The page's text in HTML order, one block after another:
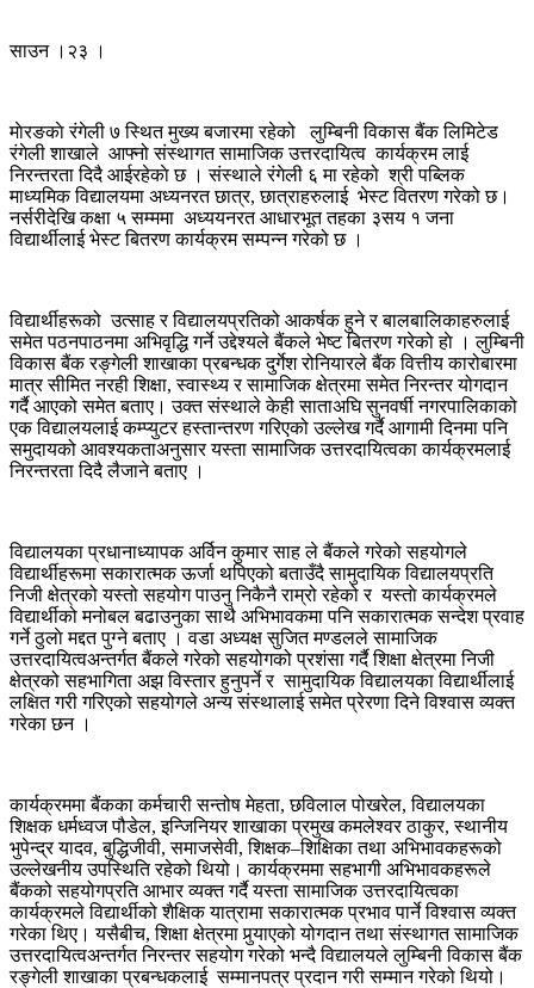
साउन ।२३ ।
माेरङकाे रंगेली ७ स्थित मुख्य बजारमा रहेको लुम्बिनी विकास बैंक लिमिटेड
रंगेली शाखाले आफ्नो संस्थागत सामाजिक उत्तरदायित्व कार्यक्रम लाई
निरन्तरता दिदै आईरहेकाे छ । संस्थाले रंगेली ६ मा रहेको श्री पब्लिक
माध्यमिक विद्यालयमा अध्यनरत छात्र, छात्राहरुलाई भेस्ट वितरण गरेको छ।
नर्सरीदेखि कक्षा ५ सम्ममा अध्ययनरत आधारभूत तहका ३सय १ जना
विद्यार्थीलाई भेस्ट बितरण कार्यक्रम सम्पन्न गरेको छ ।
विद्यार्थीहरूको उत्साह र विद्यालयप्रतिको आकर्षक हुने र बालबालिकाहरुलाई
समेत पठनपाठनमा अभिवृद्धि गर्ने उद्देश्यले बैंकले भेष्ट बितरण गरेको हाे । लुम्बिनी
विकास बैंक रङ्गेली शाखाका प्रबन्धक दुर्गेश रोनियारले बैंक वित्तीय कारोबारमा
मात्र सीमित नरही शिक्षा, स्वास्थ्य र सामाजिक क्षेत्रमा समेत निरन्तर योगदान
गर्दै आएको समेत बताए। उक्त संस्थाले केही साताअघि सुनवर्षी नगरपालिकाको
एक विद्यालयलाई कम्प्युटर हस्तान्तरण गरिएको उल्लेख गर्दै आगामी दिनमा पनि
समुदायको आवश्यकताअनुसार यस्ता सामाजिक उत्तरदायित्वका कार्यक्रमलाई
निरन्तरता दिदै लैजाने बताए ।
विद्यालयका प्रधानाध्यापक अर्विन कुमार साह ले बैंकले गरेको सहयोगले
विद्यार्थीहरूमा सकारात्मक ऊर्जा थपिएको बताउँदै सामुदायिक विद्यालयप्रति
निजी क्षेत्रको यस्तो सहयोग पाउनु निकैनै राम्रो रहेको र यस्ताे कार्यक्रमले
विद्यार्थीको मनोबल बढाउनुका साथै अभिभावकमा पनि सकारात्मक सन्देश प्रवाह
गर्ने ठुलाे मद्दत पुग्ने बताए । वडा अध्यक्ष सुजित मण्डलले सामाजिक
उत्तरदायित्वअन्तर्गत बैंकले गरेको सहयोगको प्रशंसा गर्दै शिक्षा क्षेत्रमा निजी
क्षेत्रको सहभागिता अझ विस्तार हुनुपर्ने र सामुदायिक विद्यालयका विद्यार्थीलाई
लक्षित गरी गरिएको सहयोगले अन्य संस्थालाई समेत प्रेरणा दिने विश्वास व्यक्त
गरेका छन ।
कार्यक्रममा बैंकका कर्मचारी सन्तोष मेहता, छविलाल पोखरेल, विद्यालयका
शिक्षक धर्मध्वज पौडेल, इन्जिनियर शाखाका प्रमुख कमलेश्वर ठाकुर, स्थानीय
भुपेन्द्र यादव, बुद्धिजीवी, समाजसेवी, शिक्षक–शिक्षिका तथा अभिभावकहरूको
उल्लेखनीय उपस्थिति रहेको थियो। कार्यक्रममा सहभागी अभिभावकहरूले
बैंकको सहयोगप्रति आभार व्यक्त गर्दै यस्ता सामाजिक उत्तरदायित्वका
कार्यक्रमले विद्यार्थीको शैक्षिक यात्रामा सकारात्मक प्रभाव पार्ने विश्वास व्यक्त
गरेका थिए। यसैबीच, शिक्षा क्षेत्रमा पुर्याएको योगदान तथा संस्थागत सामाजिक
उत्तरदायित्वअन्तर्गत निरन्तर सहयोग गरेको भन्दै विद्यालयले लुम्बिनी विकास बैंक
रङ्गेली शाखाका प्रबन्धकलाई सम्मानपत्र प्रदान गरी सम्मान गरेको थियो।